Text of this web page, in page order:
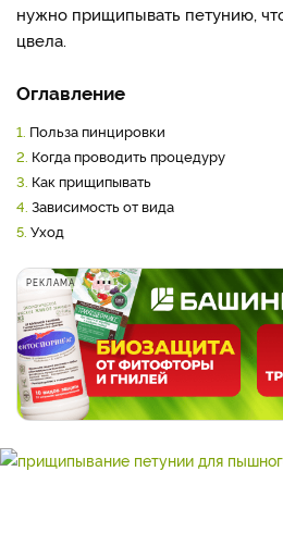
нужно прищипывать петунию,
цвела.
Оглавление
1. Польза пинцировки
2. Когда проводить процедуру
3. Как прищипывать
4. Зависимость от вида
5. Уход
РЕКЛАМА